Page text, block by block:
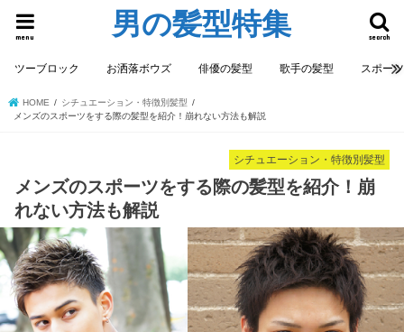
男の髪型特集 search
menu
ツーブロック お洒落ボウズ 俳優の髪型 歌手の髪型 スポー
HOME
シチュエーション・特徴別髪型
メンズのスポーツをする際の髪型を紹介！崩れない方法も解説
シチュエーション・特徴別髪型
メンズのスポーツをする際の髪型を紹介！崩
れない方法も解説